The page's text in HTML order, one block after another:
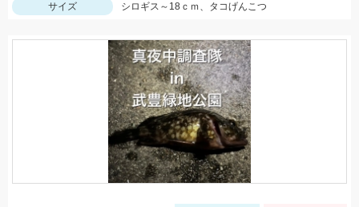
サイズ
シロギス～18ｃｍ、タコげんこつ